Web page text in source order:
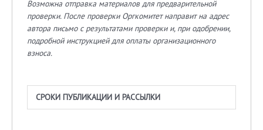
Возможна отправка материалов для предварительной
проверки. После проверки Оргкомитет направит на адрес
автора письмо с результатами проверки и, при одобрении,
подробной инструкцией для оплаты организационного
взноса.
СРОКИ ПУБЛИКАЦИИ И РАССЫЛКИ